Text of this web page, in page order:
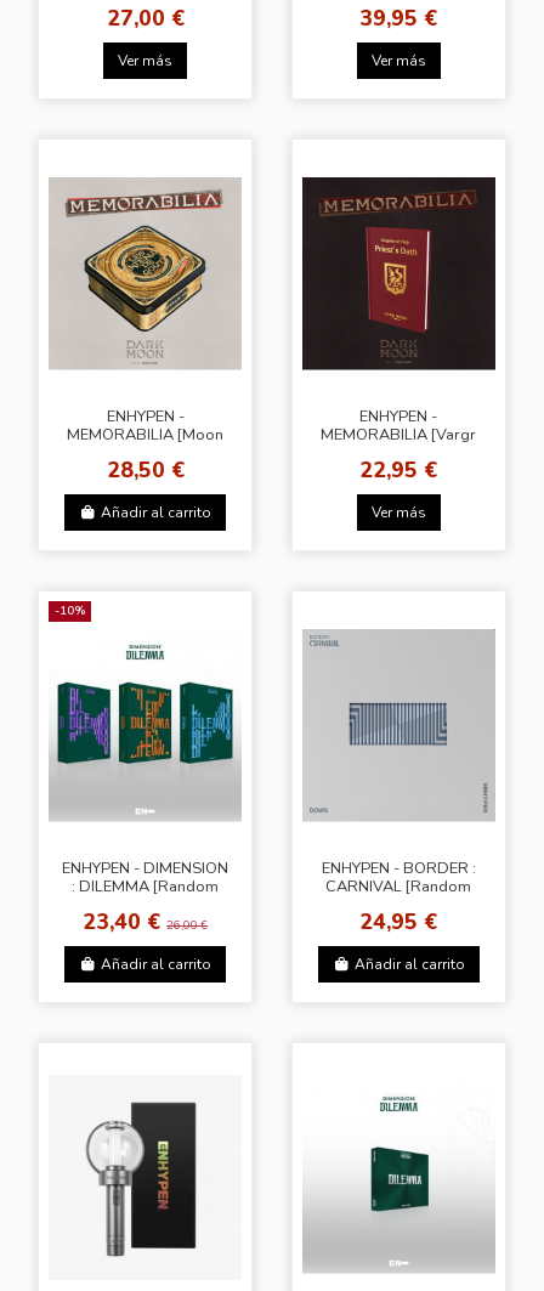
(WS)
27,00 €
Ver más
(WS)
39,95 €
Ver más
ENHYPEN -
MEMORABILIA [Moon
28,50 €
Añadir al carrito
ENHYPEN -
MEMORABILIA [Vargr
22,95 €
Ver más
-10%
ENHYPEN - DIMENSION
: DILEMMA [Random
23,40 €26,00 €
Añadir al carrito
ENHYPEN - BORDER :
CARNIVAL [Random
24,95 €
Añadir al carrito